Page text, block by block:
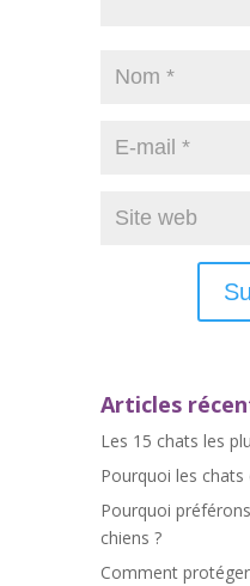
Articles
Les 15 chats les
Pourquoi les
Pourquoi
chiens ?
Comment